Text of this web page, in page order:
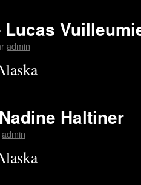
Lucas
admin
Haltiner
admin